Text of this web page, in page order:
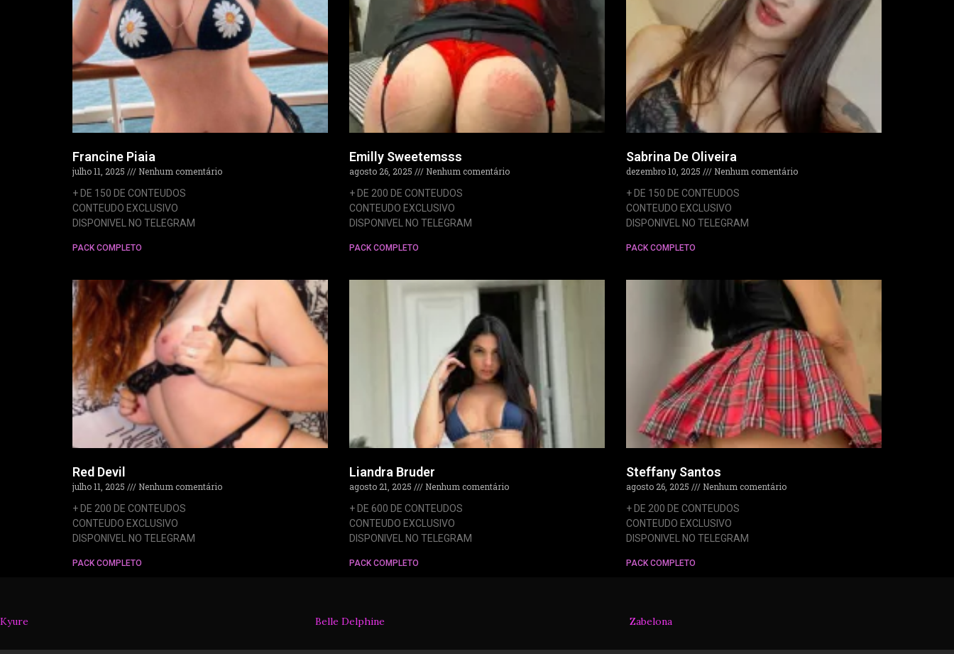
Francine Piaia
julho 11, 2025
Nenhum comentário
+ DE 150 DE CONTEUDOS
CONTEUDO EXCLUSIVO
DISPONIVEL NO TELEGRAM
PACK COMPLETO
Emilly Sweetemsss
agosto 26, 2025
Nenhum comentário
+ DE 200 DE CONTEUDOS
CONTEUDO EXCLUSIVO
DISPONIVEL NO TELEGRAM
PACK COMPLETO
Sabrina De Oliveira
dezembro 10, 2025
Nenhum comentário
+ DE 150 DE CONTEUDOS
CONTEUDO EXCLUSIVO
DISPONIVEL NO TELEGRAM
PACK COMPLETO
Red Devil
julho 11, 2025
Nenhum comentário
+ DE 200 DE CONTEUDOS
CONTEUDO EXCLUSIVO
DISPONIVEL NO TELEGRAM
PACK COMPLETO
Liandra Bruder
agosto 21, 2025
Nenhum comentário
+ DE 600 DE CONTEUDOS
CONTEUDO EXCLUSIVO
DISPONIVEL NO TELEGRAM
PACK COMPLETO
Steffany Santos
agosto 26, 2025
Nenhum comentário
+ DE 200 DE CONTEUDOS
CONTEUDO EXCLUSIVO
DISPONIVEL NO TELEGRAM
PACK COMPLETO
Kyure Belle Delphine Zabelona